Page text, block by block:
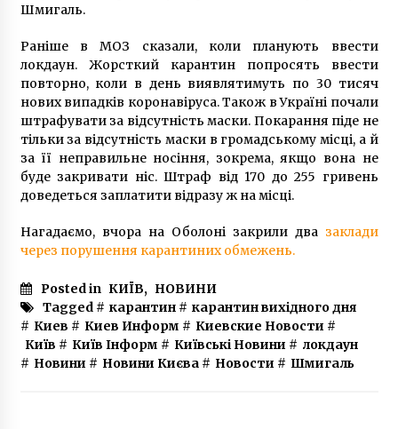
Шмигаль.
Раніше в МОЗ сказали, коли планують ввести
локдаун. Жорсткий карантин попросять ввести
повторно, коли в день виявлятимуть по 30 тисяч
нових випадків коронавіруса. Також в Україні почали
штрафувати за відсутність маски. Покарання піде не
тільки за відсутність маски в громадському місці, а й
за її неправильне носіння, зокрема, якщо вона не
буде закривати ніс. Штраф від 170 до 255 гривень
доведеться заплатити відразу ж на місці.
Нагадаємо, вчора на Оболоні закрили два заклади
через порушення карантиних обмежень.
Posted in КИЇВ, НОВИНИ
Tagged # карантин# карантин вихідного дня
# Киев # Киев Информ # Киевские Новости #
Київ # Київ Інформ # Київські Новини # локдаун
# Новини # Новини Києва# Новости # Шмигаль